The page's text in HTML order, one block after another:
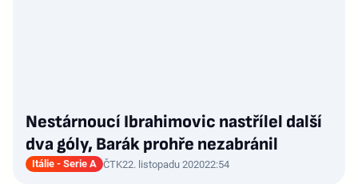
Nestárnoucí Ibrahimovic nastřílel další
dva góly, Barák prohře nezabránil
Itálie - Serie A ČTK22. listopadu 202022:54